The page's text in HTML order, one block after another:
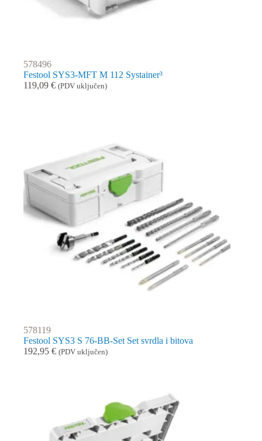
578496
Festool SYS3-MFT M 112 Systainer³
119,09 € (PDV uključen)
578119
Festool SYS3 S 76-BB-Set Set svrdla i bitova
192,95 € (PDV uključen)